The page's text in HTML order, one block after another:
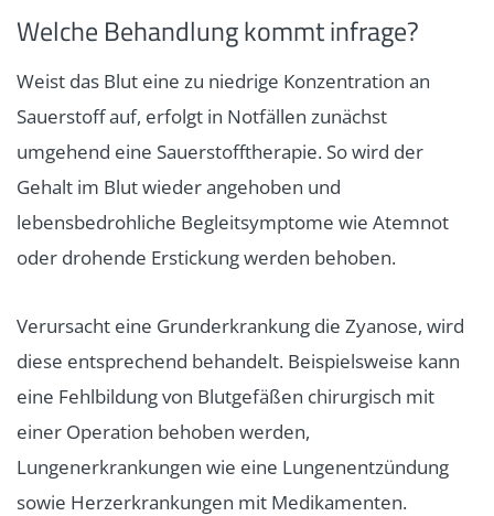
Welche Behandlung kommt infrage?
Weist das Blut eine zu niedrige Konzentration an
Sauerstoff auf, erfolgt in Notfällen zunächst
umgehend eine Sauerstofftherapie. So wird der
Gehalt im Blut wieder angehoben und
lebensbedrohliche Begleitsymptome wie Atemnot
oder drohende Erstickung werden behoben.
Verursacht eine Grunderkrankung die Zyanose, wird
diese entsprechend behandelt. Beispielsweise kann
eine Fehlbildung von Blutgefäßen chirurgisch mit
einer Operation behoben werden,
Lungenerkrankungen wie eine Lungenentzündung
sowie Herzerkrankungen mit Medikamenten.